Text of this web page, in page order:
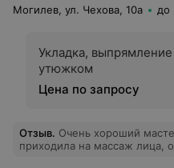
Могилев, ул. Чехова, 10а до
Укладка, выпрямление
утюжком
Цена по запросу
Отзыв. Очень хороший
приходила на массаж лица,